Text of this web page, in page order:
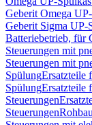
Geberit Omega
Geberit Sigma UP-
Batteriebetrieb, für
Steuerungen mit
Steuerungen mit
SpülungErsatzteile
SpülungErsatzteile
Steuerungen
Steuerungen